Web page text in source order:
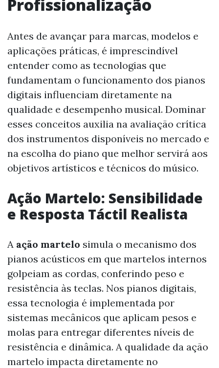
Profissionalização
Antes de avançar para marcas, modelos e
aplicações práticas, é imprescindível
entender como as tecnologias que
fundamentam o funcionamento dos pianos
digitais influenciam diretamente na
qualidade e desempenho musical. Dominar
esses conceitos auxilia na avaliação crítica
dos instrumentos disponíveis no mercado e
na escolha do piano que melhor servirá aos
objetivos artísticos e técnicos do músico.
Ação Martelo: Sensibilidade
e Resposta Táctil Realista
A ação martelo simula o mecanismo dos
pianos acústicos em que martelos internos
golpeiam as cordas, conferindo peso e
resistência às teclas. Nos pianos digitais,
essa tecnologia é implementada por
sistemas mecânicos que aplicam pesos e
molas para entregar diferentes níveis de
resistência e dinâmica. A qualidade da ação
martelo impacta diretamente no